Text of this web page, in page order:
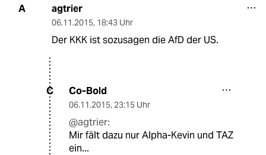
A agtrier
06.11.2015, 18:43 Uhr
Der KKK ist sozusagen die AfD der US.
C Co-Bold
06.11.2015, 23:15 Uhr
@agtrier:
Mir fält dazu nur Alpha-Kevin und TAZ
ein...